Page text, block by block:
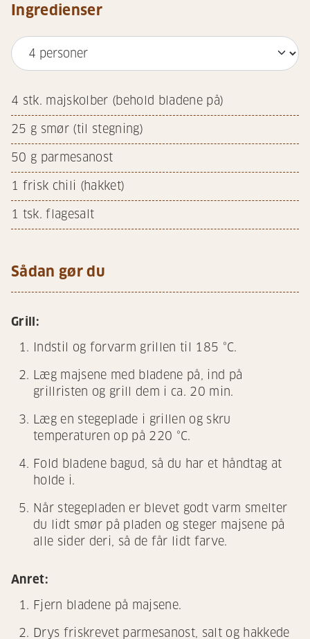
Ingredienser
4 stk. majskolber (behold bladene på)
25 g smør (til stegning)
50 g parmesanost
1 frisk chili (hakket)
1 tsk. flagesalt
Sådan gør du
Grill:
Indstil og forvarm grillen til 185 °C.
Læg majsene med bladene på, ind på
grillristen og grill dem i ca. 20 min.
Læg en stegeplade i grillen og skru
temperaturen op på 220 °C.
Fold bladene bagud, så du har et håndtag at
holde i.
Når stegepladen er blevet godt varm smelter
du lidt smør på pladen og steger majsene på
alle sider deri, så de får lidt farve.
Anret:
Fjern bladene på majsene.
Drys friskrevet parmesanost, salt og hakkede